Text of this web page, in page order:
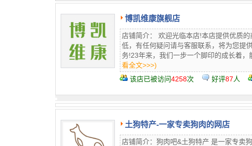
博凯维康旗舰店
店铺简介： 欢迎光临本店!本店提供优质
低，有任何疑问请与客服联系，将为您提
务!23年来，我们一步一个脚印的成长着
看全文>>>)
该店已被访问4258次 好评87人
土狗特产-一家专卖狗肉的网店
店铺简介：狗肉吧&土狗特产 是一家专卖